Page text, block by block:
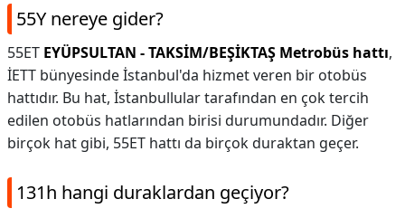
55Y nereye gider?
55ET EYÜPSULTAN - TAKSİM/BEŞİKTAŞ Metrobüs hattı,
İETT bünyesinde İstanbul'da hizmet veren bir otobüs
hattıdır. Bu hat, İstanbullular tarafından en çok tercih
edilen otobüs hatlarından birisi durumundadır. Diğer
birçok hat gibi, 55ET hattı da birçok duraktan geçer.
131h hangi duraklardan geçiyor?